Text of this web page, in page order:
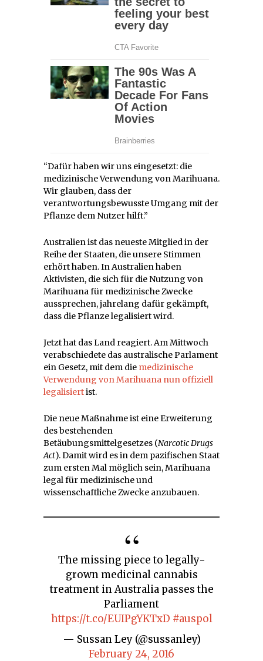
“Dafür haben wir uns eingesetzt: die
medizinische Verwendung von Marihuana.
Wir glauben, dass der
verantwortungsbewusste Umgang mit der
Pflanze dem Nutzer hilft.”
Australien ist das neueste Mitglied in der
Reihe der Staaten, die unsere Stimmen
erhört haben. In Australien haben
Aktivisten, die sich für die Nutzung von
Marihuana für medizinische Zwecke
aussprechen, jahrelang dafür gekämpft,
dass die Pflanze legalisiert wird.
Jetzt hat das Land reagiert. Am Mittwoch
verabschiedete das australische Parlament
ein Gesetz, mit dem die medizinische
Verwendung von Marihuana nun offiziell
legalisiertist.
Die neue Maßnahme ist eine Erweiterung
des bestehenden
Betäubungsmittelgesetzes (Narcotic Drugs
Act). Damit wird es in dem pazifischen Staat
zum ersten Mal möglich sein, Marihuana
legal für medizinische und
wissenschaftliche Zwecke anzubauen.
The missing piece to legally-
grown medicinal cannabis
treatment in Australia passes the
Parliament
https://t.co/EUIPgYKTxD #auspol
— Sussan Ley (@sussanley)
February 24, 2016